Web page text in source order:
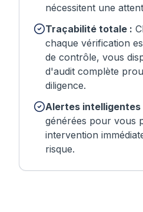
nécessitent une
Traçabilité totale :
chaque vérification
de contrôle, vous
d'audit complète
diligence.
Alertes intelligentes
générées pour vous
intervention
risque.